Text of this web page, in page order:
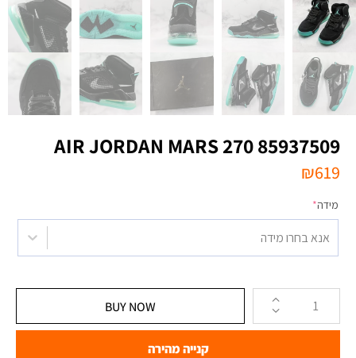
AIR JORDAN MARS 270 85937509
₪619
מידה*
אנא בחרו מידה
BUY NOW
קנייה מהירה